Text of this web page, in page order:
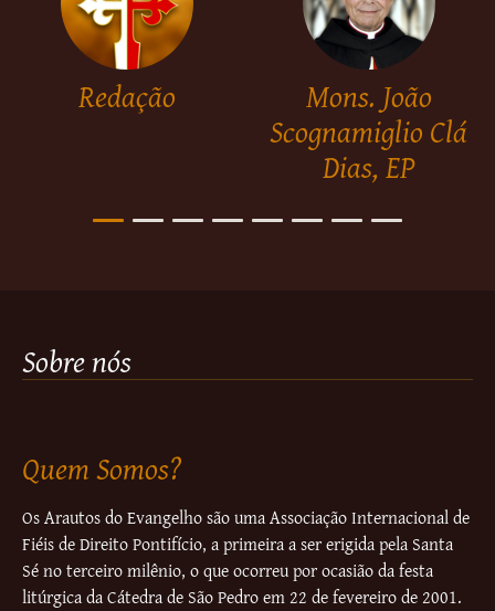
Redação Mons. João
Scognamiglio Clá
Dias, EP
Sobre nós
Quem Somos?
Os Arautos do Evangelho são uma Associação Internacional de
Fiéis de Direito Pontifício, a primeira a ser erigida pela Santa
Sé no terceiro milênio, o que ocorreu por ocasião da festa